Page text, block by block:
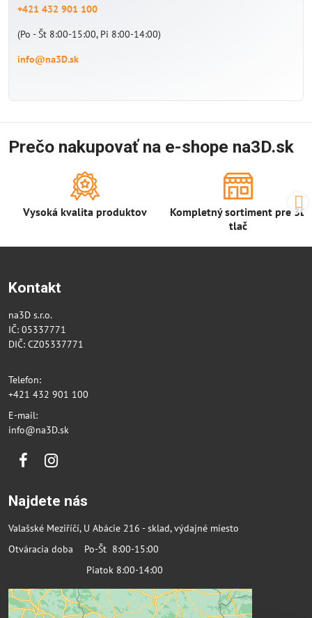
+421 432 901 100
(Po - Št 8:00-15:00, Pi 8:00-14:00)
info@na3D.sk
Prečo nakupovať na e-shope na3D.sk
Vysoká kvalita produktov
Kompletný sortiment pre 3D
tlač
Kontakt
na3D s.r.o.
IČ: 05337771
DIČ: CZ05337771
Telefon:
+421 432 901 100
E-mail:
info@na3D.sk
FacebookInstagram
Najdete nás
Valašské Meziříčí, U Abácie 216 - sklad, výdajné miesto
Otváracia doba Po-Št 8:00-15:00
Piatok 8:00-14:00